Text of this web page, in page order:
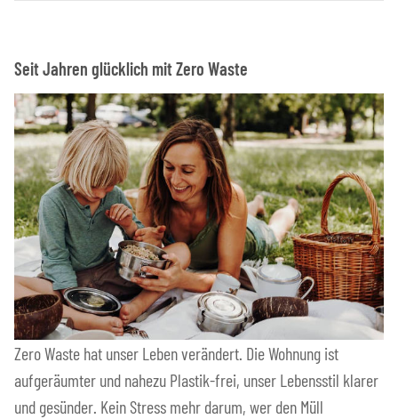
Seit Jahren glücklich mit Zero Waste
Zero Waste hat unser Leben verändert. Die Wohnung ist
aufgeräumter und nahezu Plastik-frei, unser Lebensstil klarer
und gesünder. Kein Stress mehr darum, wer den Müll